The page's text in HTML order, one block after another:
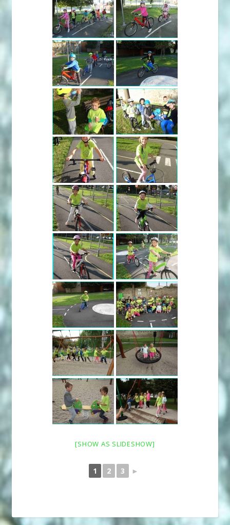
[SHOW AS SLIDESHOW]
1 2 3 ►